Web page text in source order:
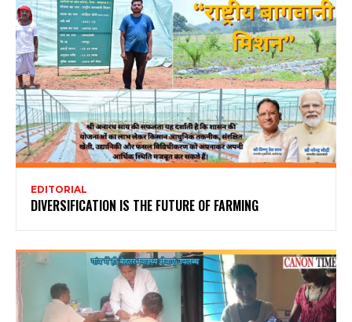
EDITORIAL
DIVERSIFICATION IS THE FUTURE OF FARMING